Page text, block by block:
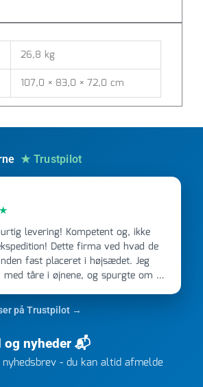
26,8 kg
107,0 × 83,0 × 72,0 cm
★ Trustpilot
Kompetent og, ikke
Dette firma ved hvad de
fast placeret i højsædet. Jeg
tåre i øjnene, og spurgte om de
stor ordre, fordi Davidsen A/S ikke
2 måneder gammel aftale. Jeg
kl 16, og min store ordre kom dagen
slet ikke få armene ned, og næste
noget, vil jeg ringe til dem
varmeste og venligste hilsner fra Rene
på Trustpilot →
og nyheder 📬
- du kan altid afmelde